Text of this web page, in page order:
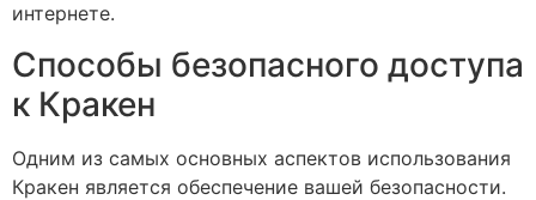
интернете.
Способы безопасного доступа
к Кракен
Одним из самых основных аспектов использования
Кракен является обеспечение вашей безопасности.